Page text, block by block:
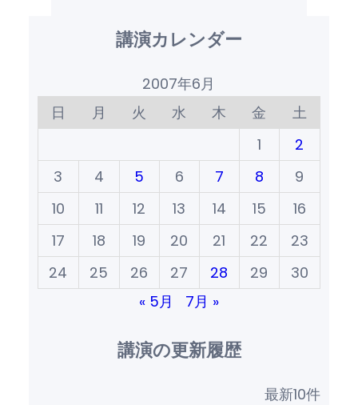
講演カレンダー
2007年6月
日
月 火 水 木 金
土
1
2
3
4 5 6 7 8
9
10
11 12 13 14 15
16
17
18 19 20 21 22
23
24
25 26 27 28 29
30
« 5月
7月 »
講演の更新履歴
最新10件